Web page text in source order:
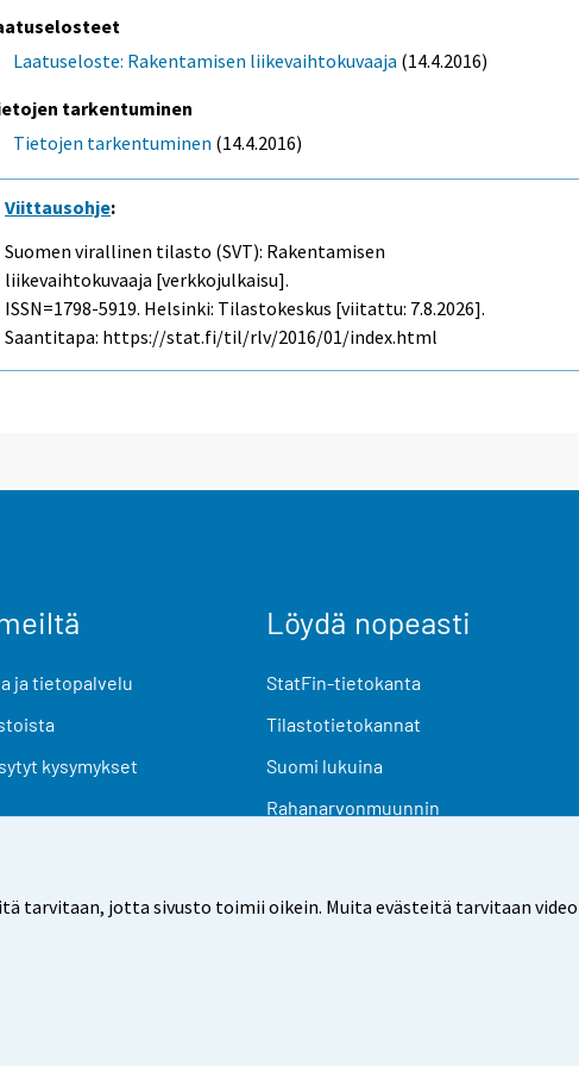
tarvitaan, jotta sivusto toimii oikein. Muita evästeitä tarvitaan
Laatuseloste: Rakentamisen liikevaihtokuvaaja (14.4.2016)
tarkentuminen
Tietojen tarkentuminen (14.4.2016)
Viittausohje:
Suomen virallinen tilasto (SVT): Rakentamisen
liikevaihtokuvaaja [verkkojulkaisu].
ISSN=1798-5919. Helsinki: Tilastokeskus [viitattu: 7.8.2026].
Saantitapa: https://stat.fi/til/rlv/2016/01/index.html
ja tietopalvelu
kysymykset
Löydä nopeasti
StatFin-tietokanta
Tilastotietokannat
Suomi lukuina
Rahanarvonmuunnin